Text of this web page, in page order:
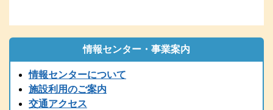
2026.01.06
1/6（火）9：00時点 現在、電話の使用ができません。御用の方
は、兵庫県こどものきこえ相談センター（T/078-600-0556）に、ご
2025.12.26
〔年末年始の休館について〕年末は１２／２７（土）１７時までで
す。１２/２８～１/５まで閉館します。
情報センター・事業案内
情報センターについて
施設利用のご案内
交通アクセス